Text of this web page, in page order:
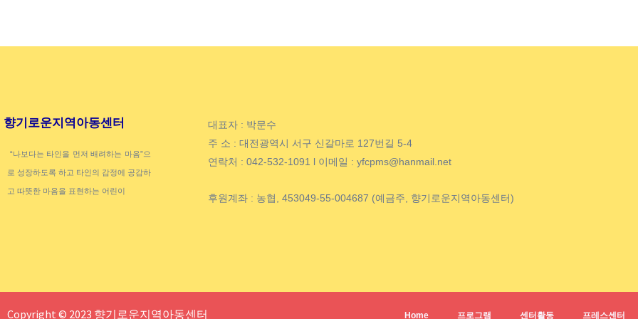
향기로운지역아동센터
“나보다는 타인을 먼저 배려하는 마음”으
로 성장하도록 하고 타인의 감정에 공감하
고 따뜻한 마음을 표현하는 어린이
대표자 : 박문수
주 소 : 대전광역시 서구 신갈마로 127번길 5-4
연락처 : 042-532-1091 l 이메일 : yfcpms@hanmail.net
후원계좌 : 농협, 453049-55-004687 (예금주, 향기로운지역아동센터)
Copyright © 2023 향기로운지역아동센터 Home 프로그램 센터활동 프레스센터